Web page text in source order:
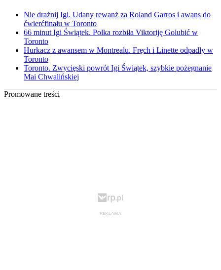
Nie drażnij Igi. Udany rewanż za Roland Garros i awans do
ćwierćfinału w Toronto
66 minut Igi Świątek. Polka rozbiła Viktoriję Golubić w
Toronto
Hurkacz z awansem w Montrealu. Fręch i Linette odpadły w
Toronto
Toronto. Zwycięski powrót Igi Świątek, szybkie pożegnanie
Mai Chwalińskiej
Promowane treści